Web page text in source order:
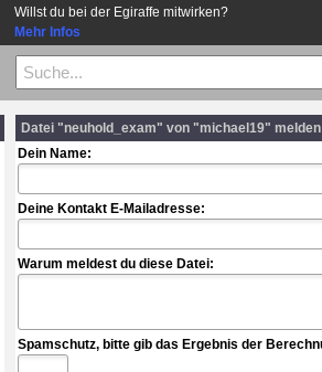
Willst du bei der Egiraffe mitwirken?
Mehr Infos
Datei "neuhold_exam" von "michael19" melden
Dein Name:
Deine Kontakt E-Mailadresse:
Warum meldest du diese Datei:
Spamschutz, bitte gib das Ergebnis der